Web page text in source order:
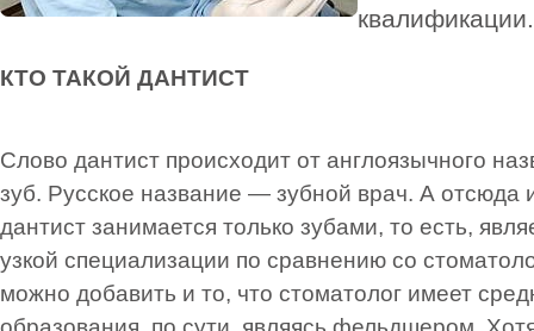
квалификации.
КТО ТАКОЙ ДАНТИСТ
Слово дантист происходит от англоязычного
зуб. Русское название — зубной врач. А отсюда
дантист занимается только зубами, то есть,
узкой специализации по сравнению со
можно добавить и то, что стоматолог имеет